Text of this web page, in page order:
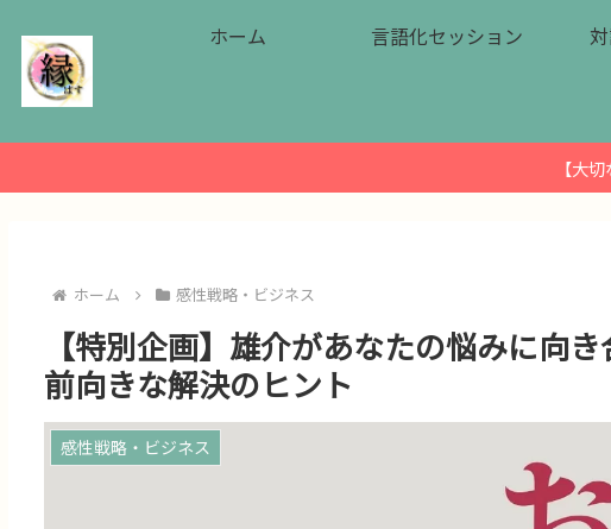
ホーム 言語化セッション
【大
ホーム 感性戦略・ビジネス
【特別企画】雄介があなたの悩みに向
前向きな解決のヒント
感性戦略・ビジネス